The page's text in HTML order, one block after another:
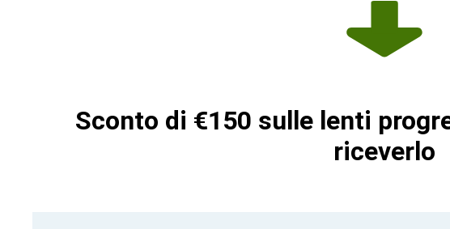
Sconto di €150 sulle lenti
riceverlo